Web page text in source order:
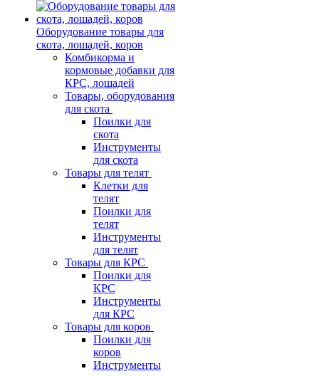
Оборудование товары для
скота, лошадей, коров
Комбикорма и
кормовые добавки для
КРС, лошадей
Товары, оборудования
для скота
Поилки для
скота
Инструменты
для скота
Товары для телят
Клетки для
телят
Поилки для
телят
Инструменты
для телят
Товары для КРС
Поилки для
КРС
Инструменты
для КРС
Товары для коров
Поилки для
коров
Инструменты